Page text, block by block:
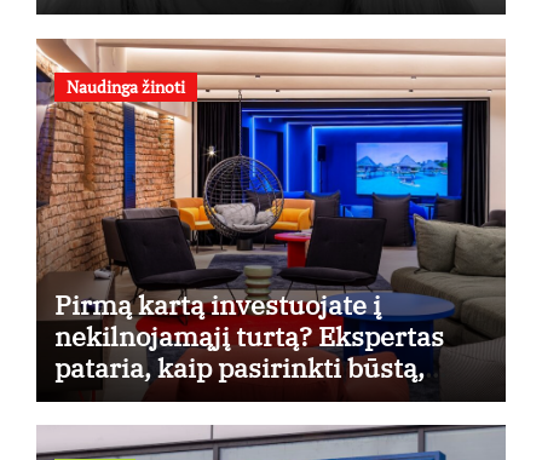
Naudinga žinoti
Pirmą kartą investuojate į
nekilnojamąjį turtą? Ekspertas
pataria, kaip pasirinkti būstą,
kuris generuos grąžą